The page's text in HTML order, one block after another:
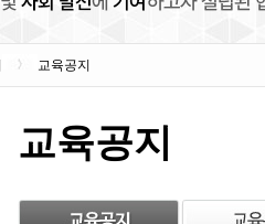
교육공지
교육공지